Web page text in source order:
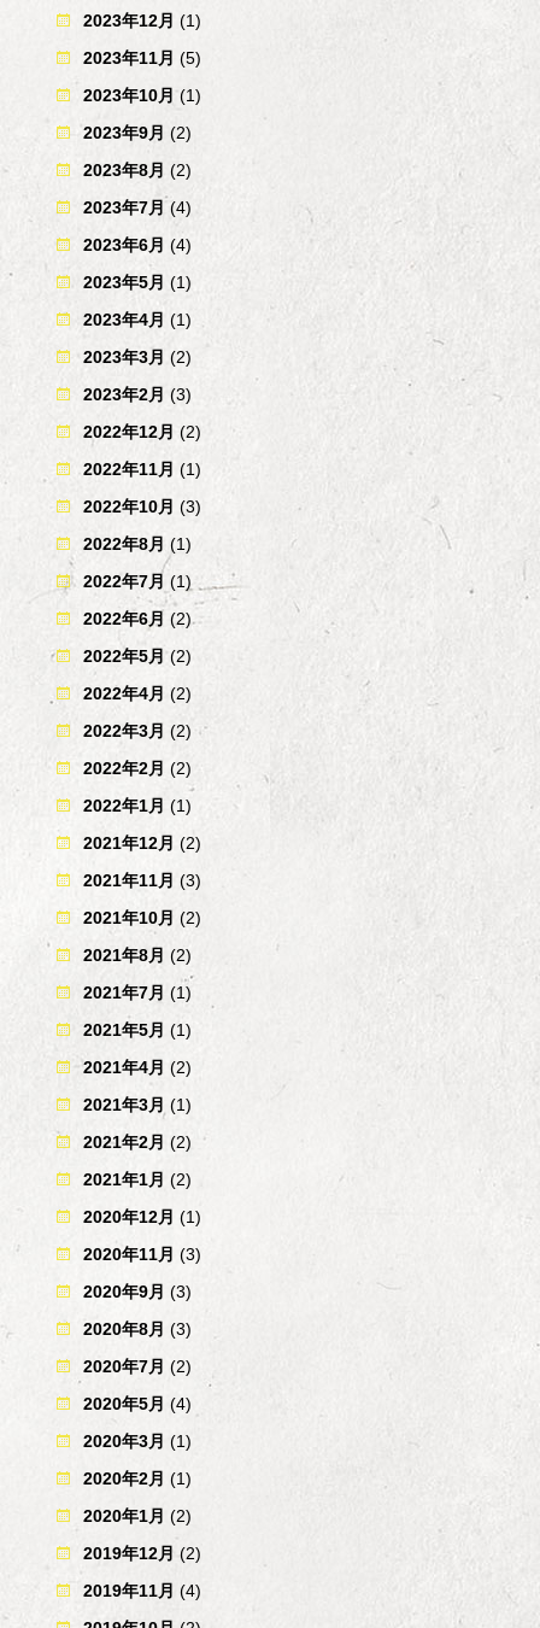
2023年12月 (1)
2023年11月 (5)
2023年10月 (1)
2023年9月 (2)
2023年8月 (2)
2023年7月 (4)
2023年6月 (4)
2023年5月 (1)
2023年4月 (1)
2023年3月 (2)
2023年2月 (3)
2022年12月 (2)
2022年11月 (1)
2022年10月 (3)
2022年8月 (1)
2022年7月 (1)
2022年6月 (2)
2022年5月 (2)
2022年4月 (2)
2022年3月 (2)
2022年2月 (2)
2022年1月 (1)
2021年12月 (2)
2021年11月 (3)
2021年10月 (2)
2021年8月 (2)
2021年7月 (1)
2021年5月 (1)
2021年4月 (2)
2021年3月 (1)
2021年2月 (2)
2021年1月 (2)
2020年12月 (1)
2020年11月 (3)
2020年9月 (3)
2020年8月 (3)
2020年7月 (2)
2020年5月 (4)
2020年3月 (1)
2020年2月 (1)
2020年1月 (2)
2019年12月 (2)
2019年11月 (4)